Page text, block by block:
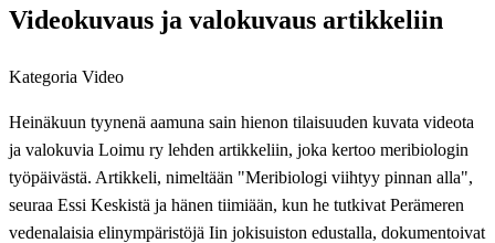
Videokuvaus ja valokuvaus artikkeliin
Kategoria Video
Heinäkuun tyynenä aamuna sain hienon tilaisuuden kuvata videota
ja valokuvia Loimu ry lehden artikkeliin, joka kertoo meribiologin
työpäivästä. Artikkeli, nimeltään "Meribiologi viihtyy pinnan alla",
seuraa Essi Keskistä ja hänen tiimiään, kun he tutkivat Perämeren
vedenalaisia elinympäristöjä Iin jokisuiston edustalla, dokumentoivat